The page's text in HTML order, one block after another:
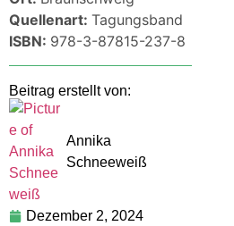
Quellenart: Tagungsband
ISBN: 978-3-87815-237-8
Beitrag erstellt von:
Annika
Schneeweiß
Dezember 2, 2024